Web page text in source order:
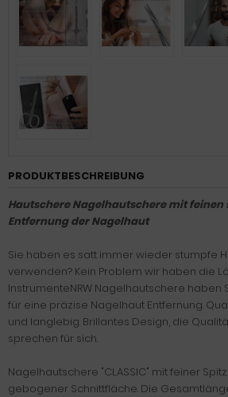
PRODUKTBESCHREIBUNG
Hautschere Nagelhautschere mit feinen
Entfernung der Nagelhaut
Sie haben es satt immer wieder stumpfe
verwenden? Kein Problem wir haben die
InstrumenteNRW Nagelhautschere haben
für eine präzise Nagelhaut Entfernung.
und langlebig. Brillantes Design, die
sprechen für sich.
Nagelhautschere "CLASSIC" mit feiner
gebogener Schnittfläche. Die